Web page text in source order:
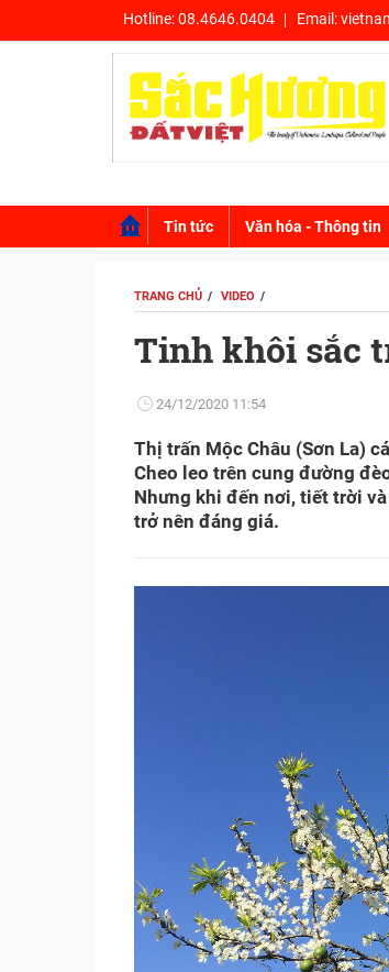
Hotline:08.4646.0404 Email:
Tin tức Văn hóa - Thông tin
TRANG CHỦ VIDEO
Tinh khôi sắc
24/12/2020 11:54
Thị trấn Mộc Châu (Sơn La)
Cheo leo trên cung đường
Nhưng khi đến nơi, tiết trời
trở nên đáng giá.